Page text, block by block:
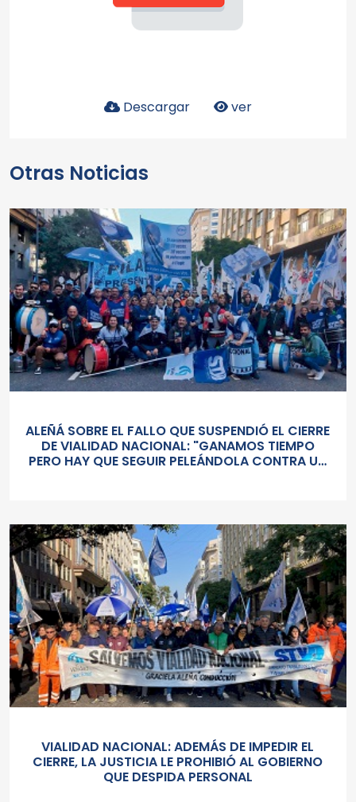
Descargar ver
Otras Noticias
ALEÑÁ SOBRE EL FALLO QUE SUSPENDIÓ EL CIERRE
DE VIALIDAD NACIONAL: "GANAMOS TIEMPO
PERO HAY QUE SEGUIR PELEÁNDOLA CONTRA UN
VIALIDAD NACIONAL: ADEMÁS DE IMPEDIR EL
CIERRE, LA JUSTICIA LE PROHIBIÓ AL GOBIERNO
QUE DESPIDA PERSONAL